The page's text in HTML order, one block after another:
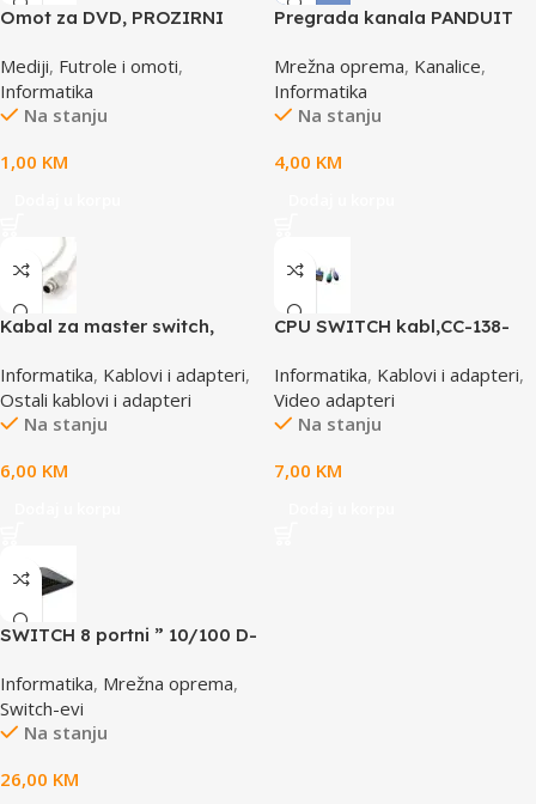
Omot za DVD, PROZIRNI
Mediji, Futrole i omoti,
Informatika
Na stanju
1,00 KM
Pregrada kanala PANDUIT
Mrežna oprema, Kanalice,
Informatika
Na stanju
4,00 KM
Kabal za master switch,
GEMBIRD
Informatika, Kablovi i adapteri,
Ostali kablovi i adapteri
Na stanju
6,00 KM
CPU SWITCH kabl,CC-138-
Informatika, Kablovi i adapteri,
Video adapteri
Na stanju
7,00 KM
SWITCH 8 portni ” 10/100 D-
Informatika, Mrežna oprema,
Switch-evi
Na stanju
26,00 KM